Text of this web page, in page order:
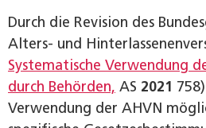
Durch die Revision des
Alters- und
Systematische Verwendung
durch Behörden, AS 2021
Verwendung der AHVN